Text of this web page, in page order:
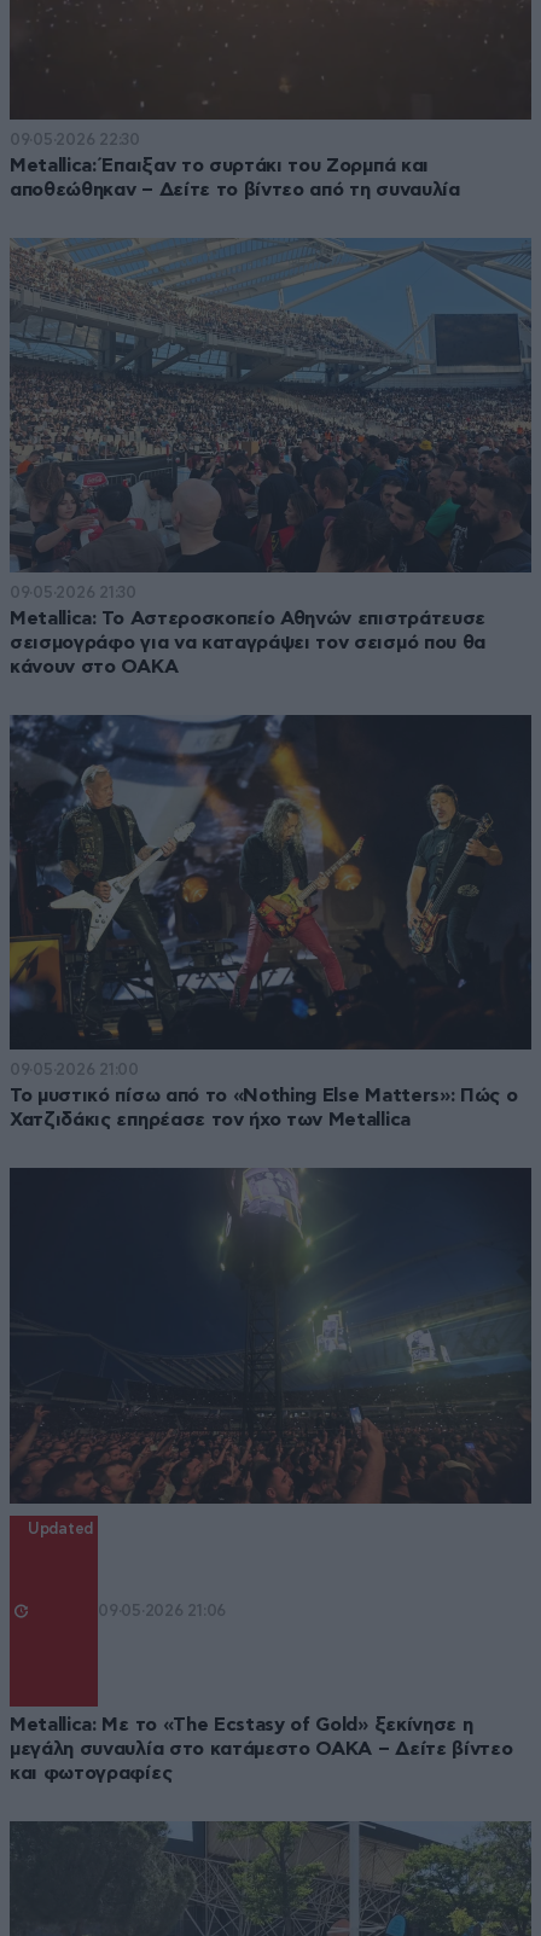
09·05·2026 22:30
Metallica: Έπαιξαν το συρτάκι του Ζορμπά και
αποθεώθηκαν – Δείτε το βίντεο από τη συναυλία
09·05·2026 21:30
Metallica: Το Αστεροσκοπείο Αθηνών επιστράτευσε
σεισμογράφο για να καταγράψει τον σεισμό που θα
κάνουν στο ΟΑΚΑ
09·05·2026 21:00
Το μυστικό πίσω από το «Nothing Else Matters»: Πώς ο
Χατζιδάκις επηρέασε τον ήχο των Metallica
Updated
09·05·2026 21:06
Metallica: Με το «The Ecstasy of Gold» ξεκίνησε η
μεγάλη συναυλία στο κατάμεστο ΟΑΚΑ – Δείτε βίντεο
και φωτογραφίες